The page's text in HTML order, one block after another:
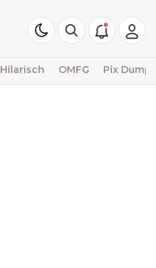
Hilarisch OMFG Pix Dump